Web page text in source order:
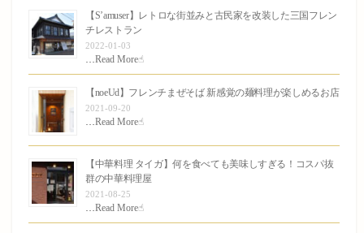
【S’amuser】レトロな街並みと古民家を改装した三国フレン
チレストラン
2022-01-03
Read More☝︎
【noeUd】フレンチまぜそば 新感覚の麺料理が楽しめるお店
2021-09-20
Read More☝︎
【中華料理 タイガ】何を食べても美味しすぎる！コスパ抜
群の中華料理屋
2021-08-25
Read More☝︎